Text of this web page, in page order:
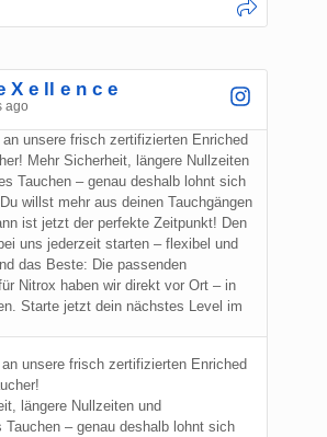
X e ll e n c e
ago
unsere frisch zertifizierten Enriched
längere Nullzeiten und
Tauchen – genau deshalb lohnt sich